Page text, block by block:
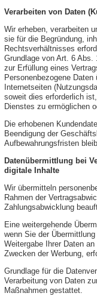
Verarbeiten von Daten
Wir erheben, verarbeiten
sie für die Begründung,
Rechtsverhältnisses
Grundlage von Art. 6
zur Erfüllung eines
Personenbezogene
Internetseiten
soweit dies erforderlich
Dienstes zu ermöglichen
Die erhobenen
Beendigung der
Aufbewahrungsfristen
Datenübermittlung bei
digitale Inhalte
Wir übermitteln
Rahmen der
Zahlungsabwicklung
Eine weitergehende
wenn Sie der
Weitergabe Ihrer Daten
Zwecken der Werbung,
Grundlage für die
Verarbeitung von Daten
Maßnahmen gestattet.